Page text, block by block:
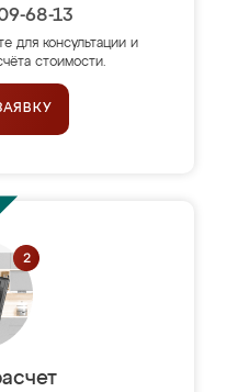
68-13
для консультации и
стоимости.